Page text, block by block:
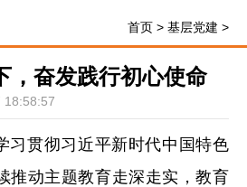
首页 > 基层党建 >
，奋发践行初心使命
18:58:57
习贯彻习近平新时代中国特色
推动主题教育走深走实，教育